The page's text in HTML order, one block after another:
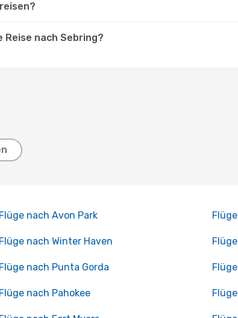
nach Sebring?
Flüge nach Avon Park
Flüge nach Winter Haven
Flüge nach Punta Gorda
Flüge nach Pahokee